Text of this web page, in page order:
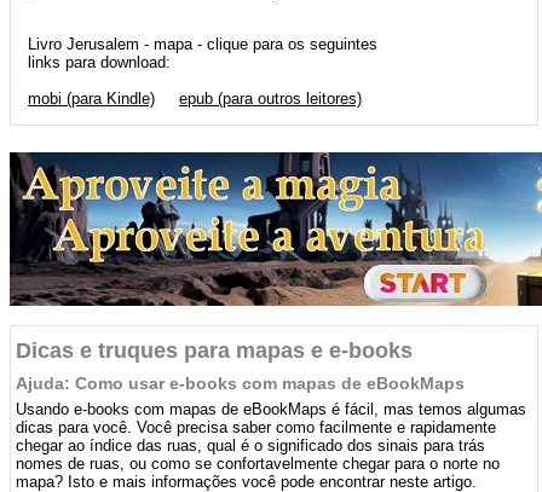
Livro Jerusalem - mapa - clique para os seguintes
links para download:
mobi (para Kindle)
epub (para outros leitores)
Dicas e truques para mapas e e-books
Ajuda: Como usar e-books com mapas de eBookMaps
Usando e-books com mapas de eBookMaps é fácil, mas temos algumas
dicas para você. Você precisa saber como facilmente e rapidamente
chegar ao índice das ruas, qual é o significado dos sinais para trás
nomes de ruas, ou como se confortavelmente chegar para o norte no
mapa? Isto e mais informações você pode encontrar neste artigo.